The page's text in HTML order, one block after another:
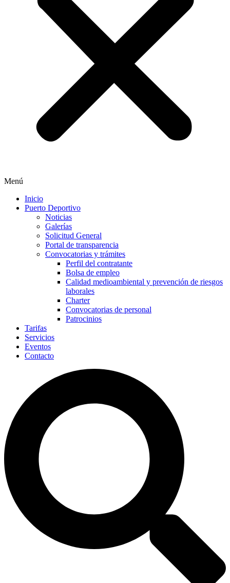
Menú
Inicio
Puerto Deportivo
Noticias
Galerías
Solicitud General
Portal de transparencia
Convocatorias y trámites
Perfil del contratante
Bolsa de empleo
Calidad medioambiental y prevención de riesgos
laborales
Charter
Convocatorias de personal
Patrocinios
Tarifas
Servicios
Eventos
Contacto